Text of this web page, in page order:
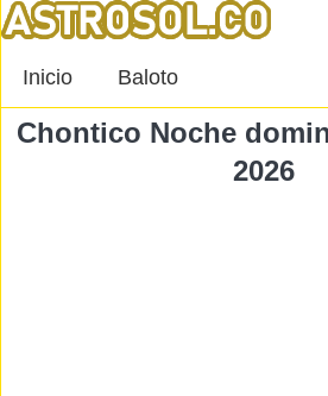
Inicio Baloto
Chontico Noche
2026